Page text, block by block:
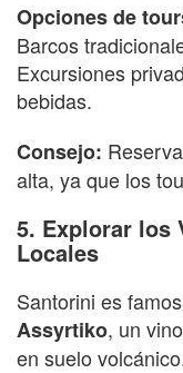
Opciones de
Barcos
Excursiones
bebidas.
Consejo:
alta, ya que los
5. Explorar los
Locales
Santorini es
Assyrtiko, un
en suelo